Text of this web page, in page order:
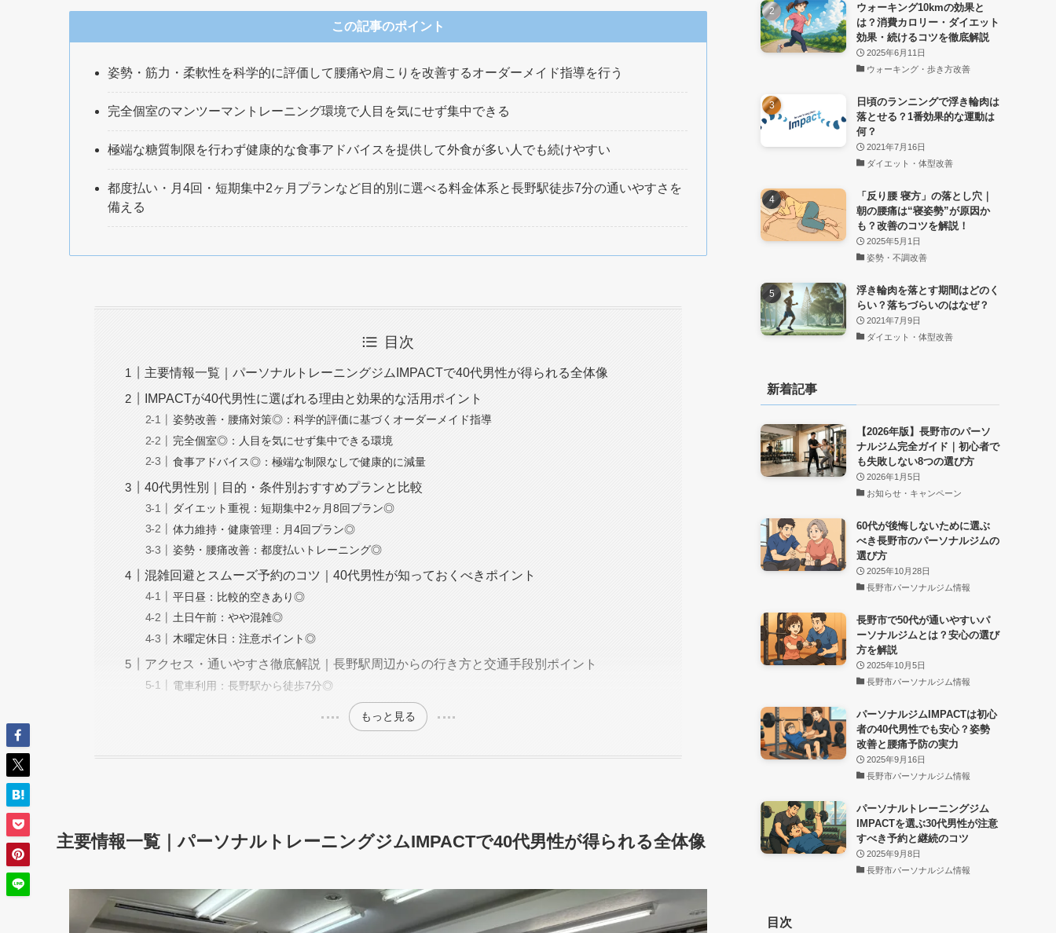
この記事のポイント
姿勢・筋力・柔軟性を科学的に評価して腰痛や肩こりを改善するオーダーメイド指導を行う
完全個室のマンツーマントレーニング環境で人目を気にせず集中できる
極端な糖質制限を行わず健康的な食事アドバイスを提供して外食が多い人でも続けやすい
都度払い・月4回・短期集中2ヶ月プランなど目的別に選べる料金体系と長野駅徒歩7分の通いやすさを
備える
目次
主要情報一覧｜パーソナルトレーニングジムIMPACTで40代男性が得られる全体像
IMPACTが40代男性に選ばれる理由と効果的な活用ポイント
姿勢改善・腰痛対策◎：科学的評価に基づくオーダーメイド指導
完全個室◎：人目を気にせず集中できる環境
食事アドバイス◎：極端な制限なしで健康的に減量
40代男性別｜目的・条件別おすすめプランと比較
ダイエット重視：短期集中2ヶ月8回プラン◎
体力維持・健康管理：月4回プラン◎
姿勢・腰痛改善：都度払いトレーニング◎
混雑回避とスムーズ予約のコツ｜40代男性が知っておくべきポイント
平日昼：比較的空きあり◎
土日午前：やや混雑◎
木曜定休日：注意ポイント◎
アクセス・通いやすさ徹底解説｜長野駅周辺からの行き方と交通手段別ポイント
電車利用：長野駅から徒歩7分◎
もっと見る
主要情報一覧｜パーソナルトレーニングジムIMPACTで40代男性が得られる全体像
ウォーキング10kmの効果と
は？消費カロリー・ダイエット
効果・続けるコツを徹底解説
2025年6月11日
ウォーキング・歩き方改善
日頃のランニングで浮き輪肉は
落とせる？1番効果的な運動は
何？
2021年7月16日
ダイエット・体型改善
「反り腰 寝方」の落とし穴｜
朝の腰痛は“寝姿勢”が原因か
も？改善のコツを解説！
2025年5月1日
姿勢・不調改善
浮き輪肉を落とす期間はどのく
らい？落ちづらいのはなぜ？
2021年7月9日
ダイエット・体型改善
新着記事
【2026年版】長野市のパーソ
ナルジム完全ガイド｜初心者で
も失敗しない8つの選び方
2026年1月5日
お知らせ・キャンペーン
60代が後悔しないために選ぶ
べき長野市のパーソナルジムの
選び方
2025年10月28日
長野市パーソナルジム情報
長野市で50代が通いやすいパ
ーソナルジムとは？安心の選び
方を解説
2025年10月5日
長野市パーソナルジム情報
パーソナルジムIMPACTは初心
者の40代男性でも安心？姿勢
改善と腰痛予防の実力
2025年9月16日
長野市パーソナルジム情報
パーソナルトレーニングジム
IMPACTを選ぶ30代男性が注意
すべき予約と継続のコツ
2025年9月8日
長野市パーソナルジム情報
目次